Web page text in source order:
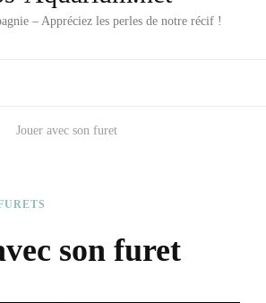
– Appréciez les perles de notre récif !
Jouer avec son furet
son furet